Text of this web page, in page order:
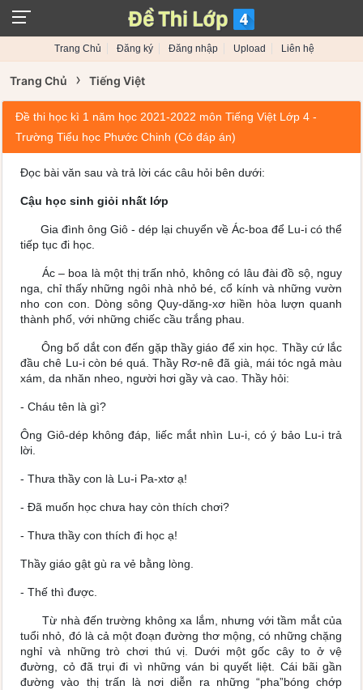
Trang Chủ Đăng ký Đăng nhập Upload Liên hệ
Trang Chủ › Tiếng Việt
Đề thi học kì 1 năm học 2021-2022 môn Tiếng Việt Lớp 4 -
Trường Tiểu học Phước Chinh (Có đáp án)
Đọc bài văn sau và trả lời các câu hỏi bên dưới:
Cậu học sinh giỏi nhất lớp
Gia đình ông Giô - dép lại chuyển về Ác-boa để Lu-i có thể
tiếp tục đi học.
Ác – boa là một thị trấn nhỏ, không có lâu đài đồ sộ, nguy
nga, chỉ thấy những ngôi nhà nhỏ bé, cổ kính và những vườn
nho con con. Dòng sông Quy-dăng-xơ hiền hòa lượn quanh
thành phố, với những chiếc cầu trắng phau.
Ông bố dắt con đến gặp thầy giáo để xin học. Thầy cứ lắc
đầu chê Lu-i còn bé quá. Thầy Rơ-nê đã già, mái tóc ngả màu
xám, da nhăn nheo, người hơi gầy và cao. Thầy hỏi:
- Cháu tên là gì?
Ông Giô-dép không đáp, liếc mắt nhìn Lu-i, có ý bảo Lu-i trả
lời.
- Thưa thầy con là Lu-i Pa-xtơ ạ!
- Đã muốn học chưa hay còn thích chơi?
- Thưa thầy con thích đi học ạ!
Thầy giáo gật gù ra vẻ bằng lòng.
- Thế thì được.
Từ nhà đến trường không xa lắm, nhưng với tầm mắt của
tuổi nhỏ, đó là cả một đoạn đường thơ mộng, có những chặng
nghỉ và những trò chơi thú vị. Dưới một gốc cây to ở vệ
đường, cỏ đã trụi đi vì những ván bi quyết liệt. Cái bãi gần
đường vào thị trấn là nơi diễn ra những “pha”bóng chớp